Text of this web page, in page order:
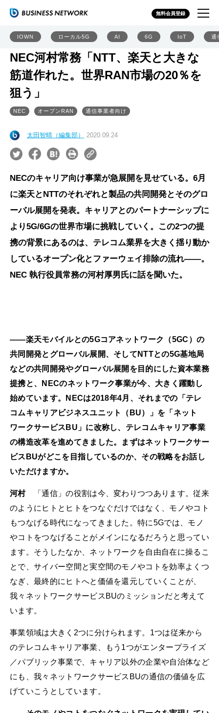
無料会員登録
IOWN ローカル5G AI 6G IoT 通
NEC河村常務「NTT、楽天と大きな
筋道作れた。世界RAN市場の20％を
狙う」
NEC オープンRAN 通信事業者向け
太田智晴（編集部） 2020.09.24
NECのキャリア向け事業が急展開を見せている。6月
に楽天とNTTのそれぞれと製品の共同開発とそのグロ
ーバル展開を発表。キャリアとのパートナーシップに
より5G/6Gの世界市場に挑戦していく。この2つの提
携の背景にあるのは、テレコム業界を大きく揺り動か
しているオープン化とファーウェイ排除の流れ――。
NEC 執行役員常務の河村厚男氏に話を聞いた。
――楽天モバイルとの5Gコアネットワーク（5GC）の
共同開発とグローバル展開、そしてNTTとの5G基地局
などの共同開発やグローバル展開を目的にした資本業務
提携と、NECのネットワーク事業が今、大きく躍動し
始めています。NECは2018年4月、それまでの「テレ
コムキャリアビジネスユニット（BU）」を「ネット
ワークサービスBU」に改称し、テレコムキャリア事業
の構造改革を進めてきました。まずはネットワークサー
ビスBUがどこを目指しているのか、その戦略をお話し
いただけますか。
河村「通信」の役割は今、変わりつつあります。従来
のようにヒトとヒトをつなぐだけではなく、モノやコト
もつなげる時代になってきました。特に5Gでは、モノ
やコトをつなげることがメインになるだろうと思ってい
ます。そうしたなか、ネットワークを自由自在に操るこ
とで、サイバー空間と実空間のモノやコトを効率よくつ
なぎ、最終的にヒトへと価値を還元していくことが、
我々ネットワークサービスBUのミッションだと考えて
います。
事業領域は大きく2つに分けられます。1つは従来から
のテレコムキャリア事業、もう1つがエンタープライズ
／パブリック事業で、キャリア以外の企業や自治体など
にも、我々ネットワークサービスBUの通信の価値を広
げていこうとしています。